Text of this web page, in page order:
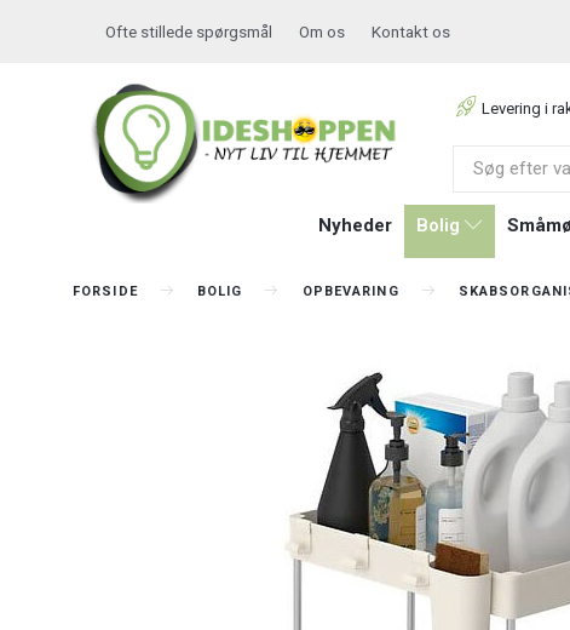
Ofte stillede spørgsmål Om os Kontakt os
Levering i
Nyheder Bolig
FORSIDE BOLIG OPBEVARING